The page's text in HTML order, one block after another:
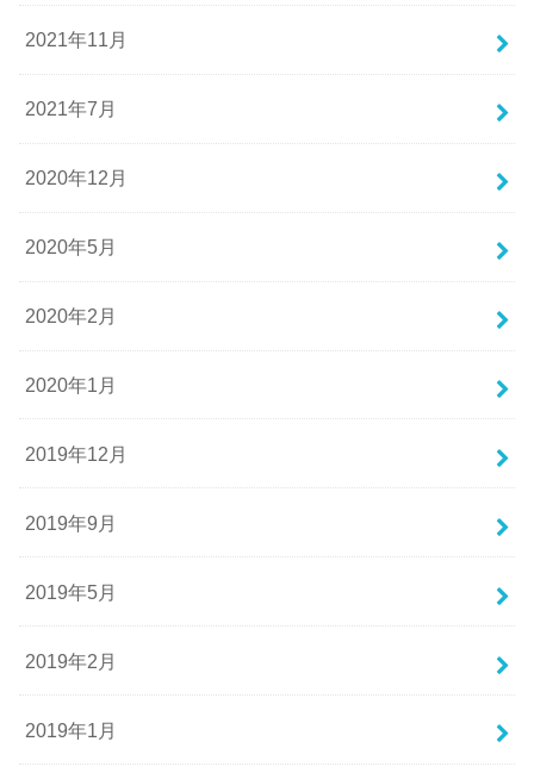
2021年11月
2021年7月
2020年12月
2020年5月
2020年2月
2020年1月
2019年12月
2019年9月
2019年5月
2019年2月
2019年1月